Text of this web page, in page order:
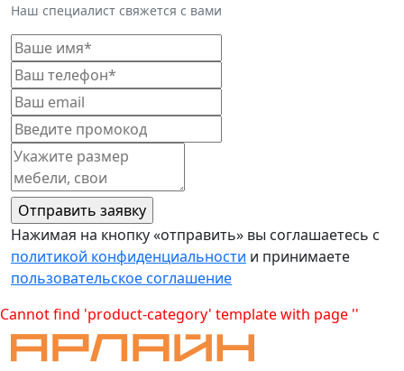
Наш специалист свяжется с вами
Нажимая на кнопку «отправить» вы соглашаетесь с
политикой конфиденциальности и принимаете
пользовательское соглашение
Cannot find 'product-category' template with page ''